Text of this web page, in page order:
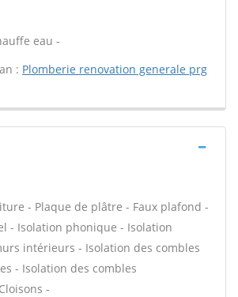
eau -
: Plomberie renovation generale prg
- Plaque de plâtre - Faux plafond -
- Isolation phonique - Isolation
intérieurs - Isolation des combles
- Isolation des combles
-